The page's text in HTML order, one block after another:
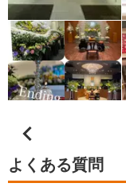
よくある質問